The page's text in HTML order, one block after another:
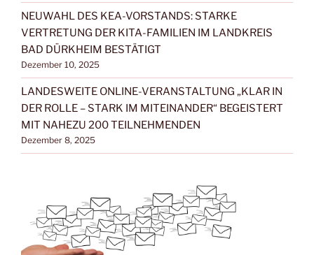
NEUWAHL DES KEA-VORSTANDS: STARKE
VERTRETUNG DER KITA-FAMILIEN IM LANDKREIS
BAD DÜRKHEIM BESTÄTIGT
Dezember 10, 2025
LANDESWEITE ONLINE-VERANSTALTUNG „KLAR IN
DER ROLLE – STARK IM MITEINANDER“ BEGEISTERT
MIT NAHEZU 200 TEILNEHMENDEN
Dezember 8, 2025